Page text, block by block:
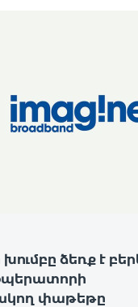
ձեռք է
փաթեթը